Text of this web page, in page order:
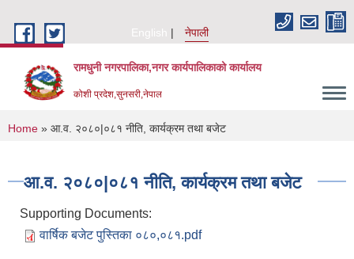
English
नेपाली
रामधुनी नगरपालिका,नगर कार्यपालिकाको कार्यालय
कोशी प्रदेश,सुनसरी,नेपाल
You are here
Home » आ.व. २०८०|०८१ नीति, कार्यक्रम तथा बजेट
आ.व. २०८०|०८१ नीति, कार्यक्रम तथा बजेट
Supporting Documents:
वार्षिक बजेट पुस्तिका ०८०,०८१.pdf